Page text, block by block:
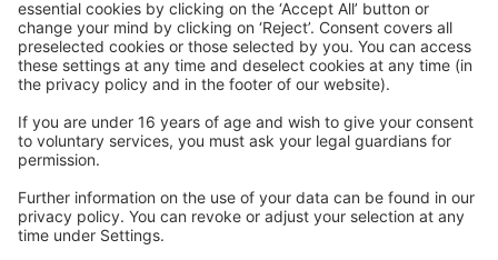
Ostermoorstraße 77
26683 Saterland
Téléphone +49 4498 88-0
Fax +49 4498 88-900
info[att]waskoenig.de